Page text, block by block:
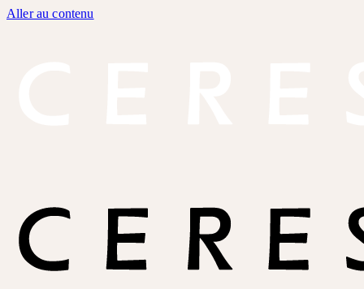
Aller au contenu